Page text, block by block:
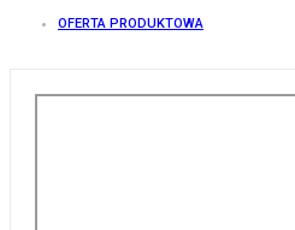
OFERTA PRODUKTOWA